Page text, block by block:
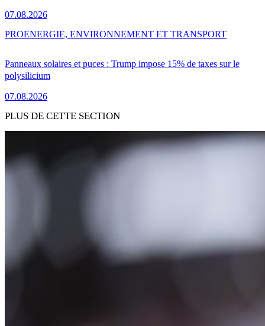
07.08.2026
Panneaux solaires et puces : Trump impose 15% de taxes sur le
polysilicium
07.08.2026
PROENERGIE, ENVIRONNEMENT ET TRANSPORT
PLUS DE CETTE SECTION